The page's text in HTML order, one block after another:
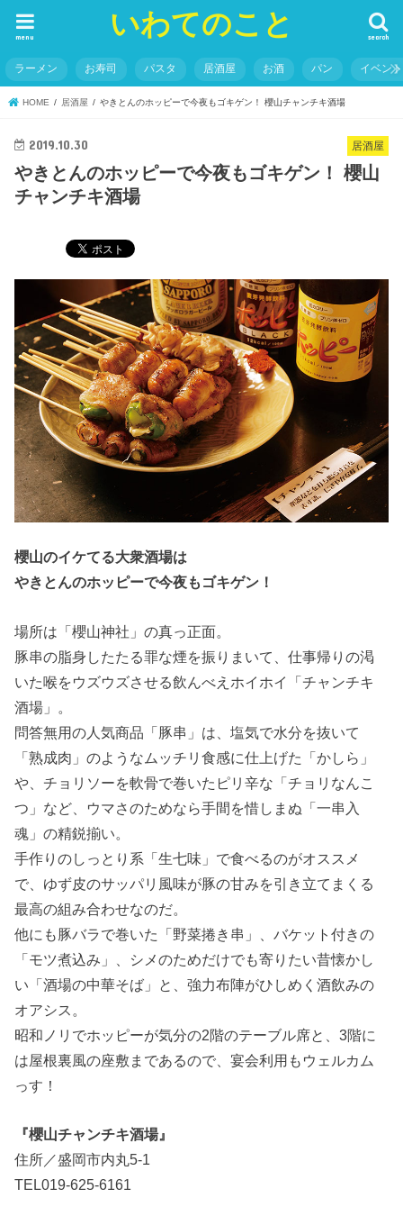
いわてのこと search
menu
ラーメン お寿司 パスタ 居酒屋 お酒 パン イベント
HOME 居酒屋 やきとんのホッピーで今夜もゴキゲン！ 櫻山チャンチキ酒場
居酒屋
2019.10.30
やきとんのホッピーで今夜もゴキゲン！ 櫻山
チャンチキ酒場
櫻山のイケてる大衆酒場は
やきとんのホッピーで今夜もゴキゲン！
場所は「櫻山神社」の真っ正面。
豚串の脂身したたる罪な煙を振りまいて、仕事帰りの渇
いた喉をウズウズさせる飲んべえホイホイ「チャンチキ
酒場」。
問答無用の人気商品「豚串」は、塩気で水分を抜いて
「熟成肉」のようなムッチリ食感に仕上げた「かしら」
や、チョリソーを軟骨で巻いたピリ辛な「チョリなんこ
つ」など、ウマさのためなら手間を惜しまぬ「一串入
魂」の精鋭揃い。
手作りのしっとり系「生七味」で食べるのがオススメ
で、ゆず皮のサッパリ風味が豚の甘みを引き立てまくる
最高の組み合わせなのだ。
他にも豚バラで巻いた「野菜捲き串」、バケット付きの
「モツ煮込み」、シメのためだけでも寄りたい昔懐かし
い「酒場の中華そば」と、強力布陣がひしめく酒飲みの
オアシス。
昭和ノリでホッピーが気分の2階のテーブル席と、3階に
は屋根裏風の座敷まであるので、宴会利用もウェルカム
っす！
『櫻山チャンチキ酒場』
住所／盛岡市内丸5-1
TEL019-625-6161